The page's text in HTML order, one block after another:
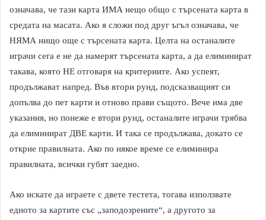
означава, че тази карта ИМА нещо общо с търсената карта в
средата на масата. Ако я сложи под друг ъгъл означава, че
НЯМА нищо още с търсената карта. Целта на останалите
играчи сега е не да намерят търсената карта, а да елиминират
такава, която НЕ отговаря на критериите. Ако успеят,
продължават напред. Във втори рунд, подсказващият си
допълва до пет карти и отново прави същото. Вече има две
указания, но понеже е втори рунд, останалите играчи трябва
да елиминират ДВЕ карти. И така се продължава, докато се
открие правилната. Ако по някое време се елиминира
правилната, всички губят заедно.
Ако искате да играете с двете тестета, тогава използвате
едното за картите със „заподозрените“, а другото за